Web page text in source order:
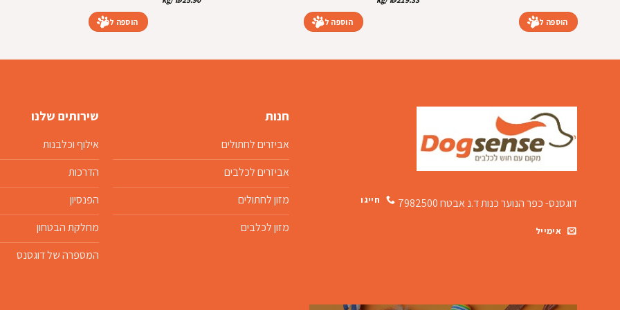
₪329.00.
הוספה לסל
₪289.00.
₪259.00.
הוספה לסל הוספה לסל
דוגסנס- כפר הנוער כנותד.נ אבטח 7982500 חייגו
אימייל
חנות
אביזרים לחתולים
אביזרים לכלבים
מזון לחתולים
מזון לכלבים
שירותים שלנו
אילוף וכלבנות
הדרכות
הפנסיון
מחלקת הבטחון
המספרה של דוגסנס